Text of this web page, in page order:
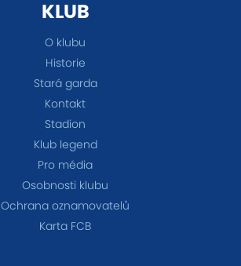
KLUB
O klubu
Historie
Stará garda
Kontakt
Stadion
Klub legend
Pro média
Osobnosti klubu
Ochrana oznamovatelů
Karta FCB